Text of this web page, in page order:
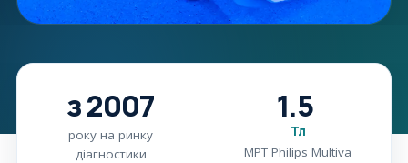
з 2007
року на ринку
діагностики
1.5
Тл
МРТ Philips Multiva